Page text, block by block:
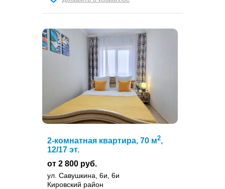
2-комнатная квартира, 70 м2,
12/17 эт.
от 2 800 руб.
ул. Савушкина, 6и, 6и
Кировский район